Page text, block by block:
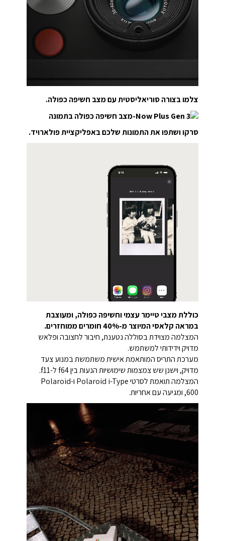
צלמו בצורה סוריאליסטית עם מצב חשיפה כפולה.
סרקו ושתפו את התמונות שלכם באפליקציית פולארויד.
כוללת מצבי טיימר עצמי וחשיפה כפולה, ומעוצבת
במראה קלאסי המיוצר מ-40% חומרים ממוחזרים.
המצלמה מצוידת בסוללה נטענת, חיבור לחצובה ופלאש
מדויק וידידותי למשתמש.
מערכת התריס המותאמת אישית משתמשת במנוע צעד
מדויק, וישנן שש צמצמות שימושיות הנעות בין f64 ל-f11.
המצלמה תואמת לסרטי Polaroid i-Type ו-Polaroid
600, ומגיעה עם אחריות.